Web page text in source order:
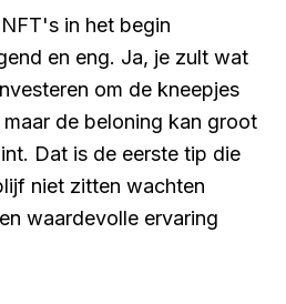
in het begin
en eng. Ja, je zult wat
om de kneepjes
de beloning kan groot
Dat is de eerste tip die
niet zitten wachten
waardevolle ervaring